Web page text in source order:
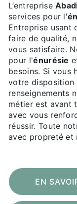
L’entreprise
services pour l'
Entreprise usant
faire de qualité,
vous satisfaire.
pour l'énurésie
besoins. Si vous
votre disposition
renseignements
métier est avant
avec vous
réussir. Toute
avec propreté et
EN